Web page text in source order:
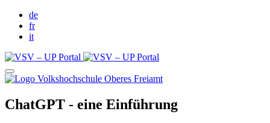
de
fr
it
ChatGPT - eine Einführung